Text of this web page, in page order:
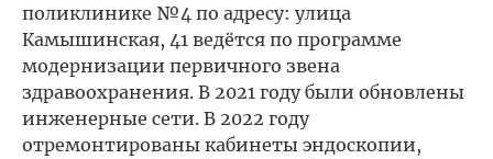
поликлинике №4 по адресу: улица
Камышинская, 41 ведётся по программе
модернизации первичного звена
здравоохранения. В 2021 году были обновлены
инженерные сети. В 2022 году
отремонтированы кабинеты эндоскопии,